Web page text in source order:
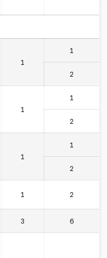
1
1
2
1
1
2
1
1
2
1 2
3 6